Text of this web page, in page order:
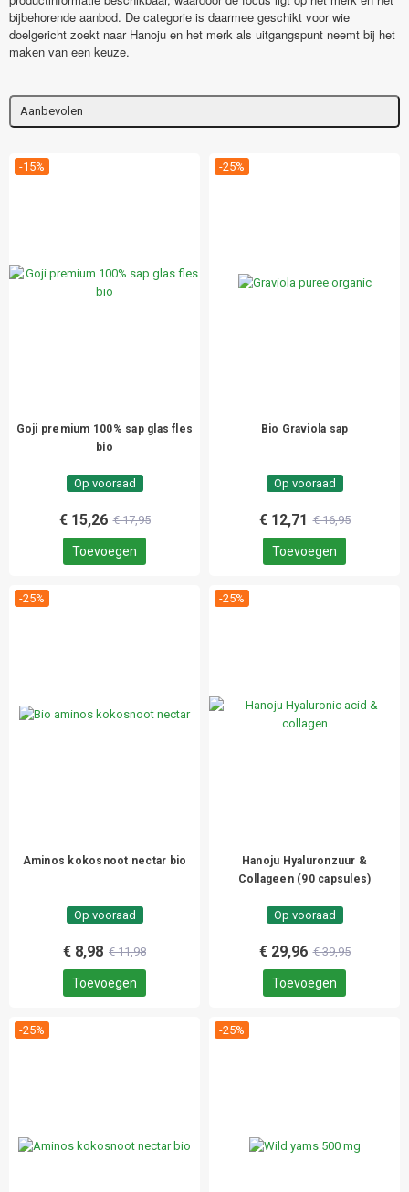
bijbehorende aanbod. De categorie is daarmee geschikt voor wie
doelgericht zoekt naar Hanoju en het merk als uitgangspunt neemt bij het
maken van een keuze.
Aanbevolen
-15%
Goji premium 100% sap glas fles
bio
Op vooraad
€ 15,26 € 17,95
Toevoegen
-25%
Bio Graviola sap
Op vooraad
€ 12,71 € 16,95
Toevoegen
-25%
Aminos kokosnoot nectar bio
Op vooraad
€ 8,98 € 11,98
Toevoegen
-25%
Hanoju Hyaluronzuur &
Collageen (90 capsules)
Op vooraad
€ 29,96 € 39,95
Toevoegen
-25% -25%